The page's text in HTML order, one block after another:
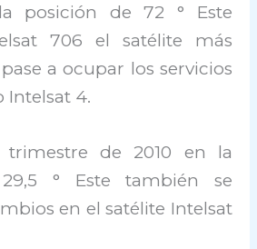
posición de 72 ° Este
706 el satélite más
a ocupar los servicios
Intelsat 4.
de 2010 en la
° Este también se
en el satélite Intelsat